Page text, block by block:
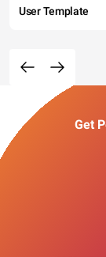
User Template
Get